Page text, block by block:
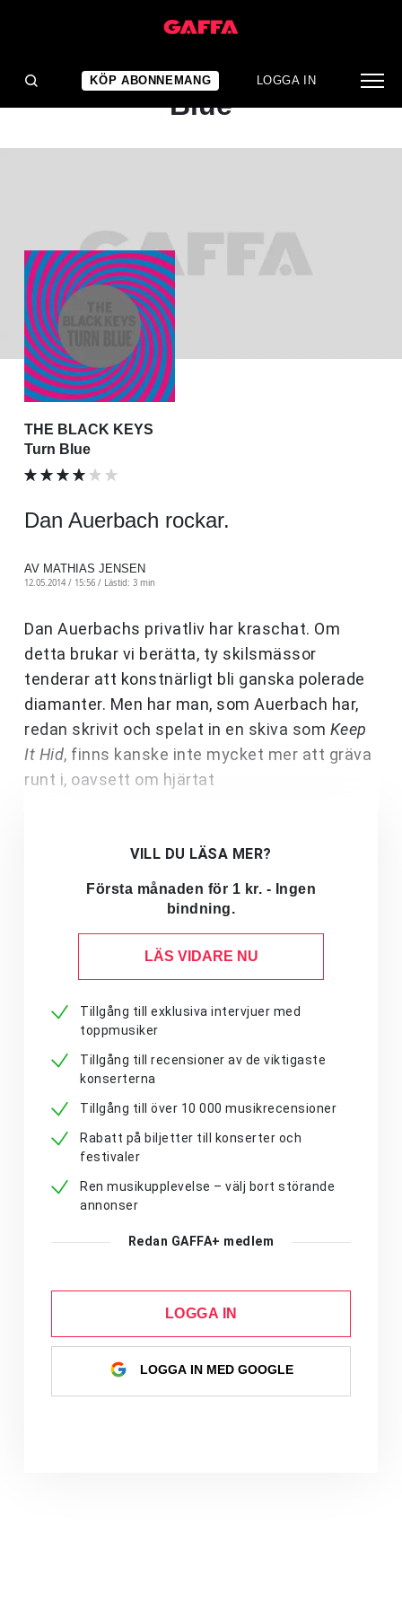
KÖP ABONNEMANG LOGGA IN
ALBUMRECENSION
The Black Keys: Turn
Blue
THE BLACK KEYS
Turn Blue
Dan Auerbach rockar.
AV MATHIAS JENSEN
12.05.2014 / 15:56 / Lästid: 3 min
Dan Auerbachs privatliv har kraschat. Om
detta brukar vi berätta, ty skilsmässor
tenderar att konstnärligt bli ganska polerade
diamanter. Men har man, som Auerbach har,
redan skrivit och spelat in en skiva som Keep
It Hid, finns kanske inte mycket mer att gräva
runt i, oavsett om hjärtat
VILL DU LÄSA MER?
Första månaden för 1 kr. - Ingen
bindning.
LÄS VIDARE NU
Tillgång till exklusiva intervjuer med
toppmusiker
Tillgång till recensioner av de viktigaste
konserterna
Tillgång till över 10 000 musikrecensioner
Rabatt på biljetter till konserter och
festivaler
Ren musikupplevelse – välj bort störande
annonser
Redan GAFFA+ medlem
LOGGA IN
LOGGA IN MED GOOGLE